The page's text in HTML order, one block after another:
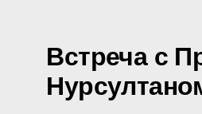
Встреча с